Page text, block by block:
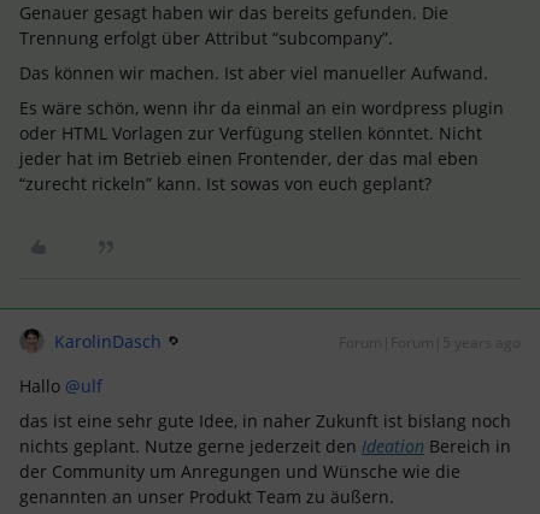
Genauer gesagt haben wir das bereits gefunden. Die
Trennung erfolgt über Attribut “subcompany”.
Das können wir machen. Ist aber viel manueller Aufwand.
Es wäre schön, wenn ihr da einmal an ein wordpress plugin
oder HTML Vorlagen zur Verfügung stellen könntet. Nicht
jeder hat im Betrieb einen Frontender, der das mal eben
“zurecht rickeln” kann. Ist sowas von euch geplant?
KarolinDasch Forum|Forum|5 years ago
Hallo @ulf
das ist eine sehr gute Idee, in naher Zukunft ist bislang noch
nichts geplant. Nutze gerne jederzeit den Ideation Bereich in
der Community um Anregungen und Wünsche wie die
genannten an unser Produkt Team zu äußern.